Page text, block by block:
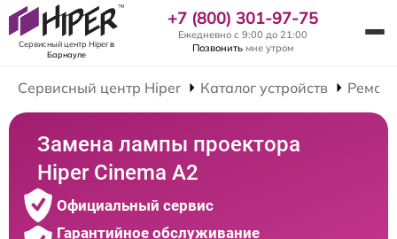
Сервисный центр Hiperв
Барнауле
+7 (800) 301-97-75
Ежедневно с 9:00 до 21:00
Позвонить мне утром
Сервисный центр Hiper Каталог устройств
Замена лампы проектора
Hiper Cinema A2
Официальный сервис
Гарантийное обслуживание